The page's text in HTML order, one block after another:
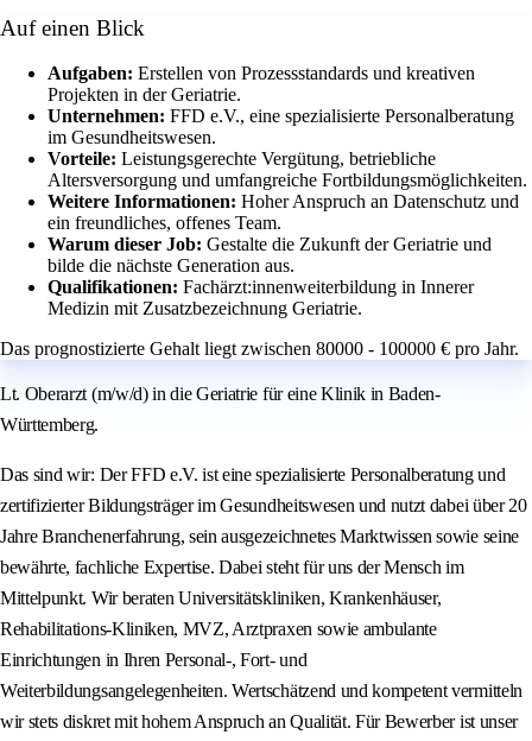
Auf einen Blick
Aufgaben: Erstellen von Prozessstandards und kreativen
Projekten in der Geriatrie.
Unternehmen: FFD e.V., eine spezialisierte Personalberatung
im Gesundheitswesen.
Vorteile: Leistungsgerechte Vergütung, betriebliche
Altersversorgung und umfangreiche Fortbildungsmöglichkeiten.
Weitere Informationen: Hoher Anspruch an Datenschutz und
ein freundliches, offenes Team.
Warum dieser Job: Gestalte die Zukunft der Geriatrie und
bilde die nächste Generation aus.
Qualifikationen: Fachärzt:innenweiterbildung in Innerer
Medizin mit Zusatzbezeichnung Geriatrie.
Das prognostizierte Gehalt liegt zwischen 80000 - 100000 € pro Jahr.
Lt. Oberarzt (m/w/d) in die Geriatrie für eine Klinik in Baden-
Württemberg.
Das sind wir: Der FFD e.V. ist eine spezialisierte Personalberatung und
zertifizierter Bildungsträger im Gesundheitswesen und nutzt dabei über 20
Jahre Branchenerfahrung, sein ausgezeichnetes Marktwissen sowie seine
bewährte, fachliche Expertise. Dabei steht für uns der Mensch im
Mittelpunkt. Wir beraten Universitätskliniken, Krankenhäuser,
Rehabilitations-Kliniken, MVZ, Arztpraxen sowie ambulante
Einrichtungen in Ihren Personal-, Fort- und
Weiterbildungsangelegenheiten. Wertschätzend und kompetent vermitteln
wir stets diskret mit hohem Anspruch an Qualität. Für Bewerber ist unser